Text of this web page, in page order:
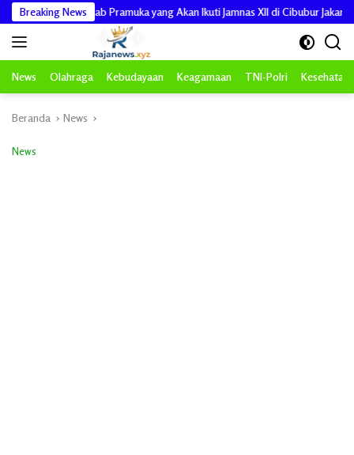
Langsung
ke
konten
Breaking News
Kwarcab Pramuka yang Akan Ikuti Jamnas XII di Cibubur Jakarta Timur
News Olahraga Kebudayaan Keagamaan TNI-Polri Kesehatan
Beranda News
News